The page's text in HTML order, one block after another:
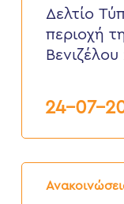
νερού
περιοχή
2026
Δελτίο
περιοχή
24-07-
Δελτίο
Τύπου: